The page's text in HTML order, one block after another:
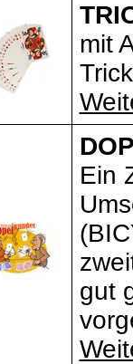
mit
Ein
gut